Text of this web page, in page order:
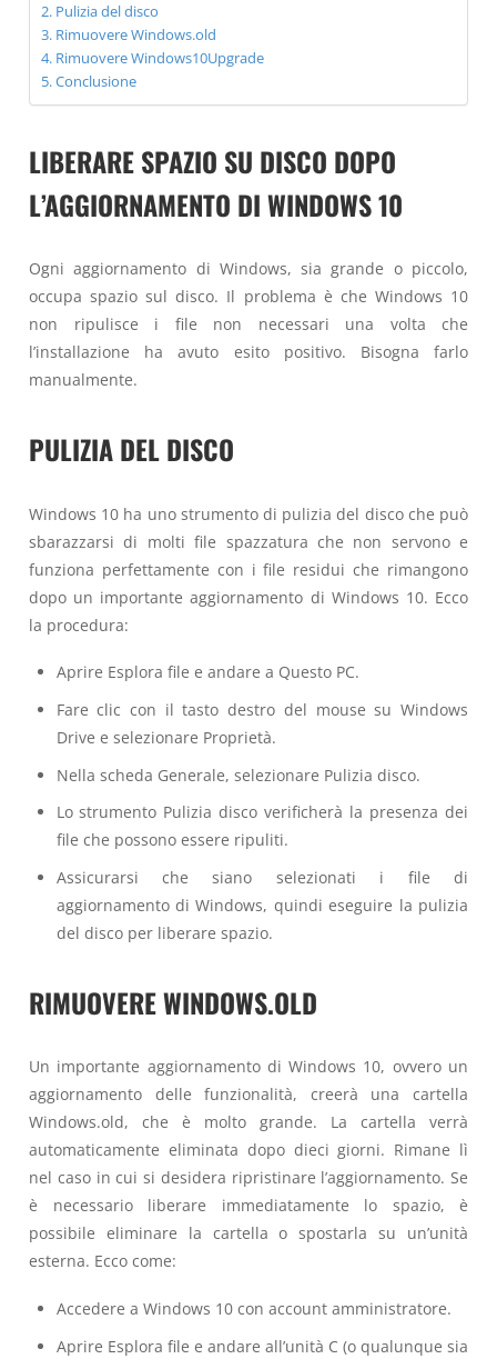
Pulizia del disco
Rimuovere Windows.old
Rimuovere Windows10Upgrade
Conclusione
LIBERARE SPAZIO SU DISCO DOPO
L’AGGIORNAMENTO DI WINDOWS 10
Ogni aggiornamento di Windows, sia grande o piccolo,
occupa spazio sul disco. Il problema è che Windows 10
non ripulisce i file non necessari una volta che
l’installazione ha avuto esito positivo. Bisogna farlo
manualmente.
PULIZIA DEL DISCO
Windows 10 ha uno strumento di pulizia del disco che può
sbarazzarsi di molti file spazzatura che non servono e
funziona perfettamente con i file residui che rimangono
dopo un importante aggiornamento di Windows 10. Ecco
la procedura:
Aprire Esplora file e andare a Questo PC.
Fare clic con il tasto destro del mouse su Windows
Drive e selezionare Proprietà.
Nella scheda Generale, selezionare Pulizia disco.
Lo strumento Pulizia disco verificherà la presenza dei
file che possono essere ripuliti.
Assicurarsi che siano selezionati i file di
aggiornamento di Windows, quindi eseguire la pulizia
del disco per liberare spazio.
RIMUOVERE WINDOWS.OLD
Un importante aggiornamento di Windows 10, ovvero un
aggiornamento delle funzionalità, creerà una cartella
Windows.old, che è molto grande. La cartella verrà
automaticamente eliminata dopo dieci giorni. Rimane lì
nel caso in cui si desidera ripristinare l’aggiornamento. Se
è necessario liberare immediatamente lo spazio, è
possibile eliminare la cartella o spostarla su un’unità
esterna. Ecco come:
Accedere a Windows 10 con account amministratore.
Aprire Esplora file e andare all’unità C (o qualunque sia